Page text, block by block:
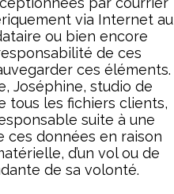
via Internet au
ou bien encore
de ces
ces éléments.
Joséphine, studio de
tous les fichiers clients,
suite à une
données en raison
d’un vol ou de
de sa volonté.